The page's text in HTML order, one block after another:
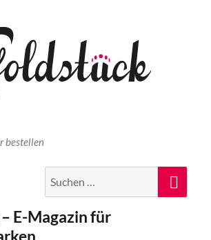
bestellen
nach:
E-Magazin für